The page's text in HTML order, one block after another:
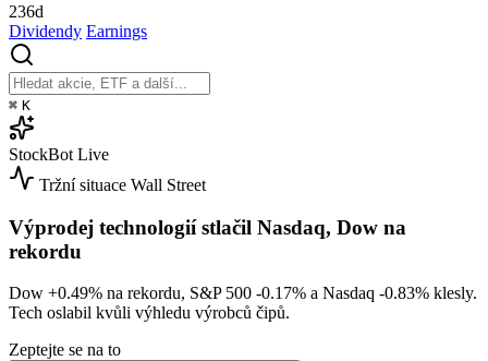
236d
Dividendy Earnings
⌘ K
StockBot Live
Tržní situace Wall Street
Výprodej technologií stlačil Nasdaq, Dow na
rekordu
Dow +0.49% na rekordu, S&P 500 -0.17% a Nasdaq -0.83% klesly.
Tech oslabil kvůli výhledu výrobců čipů.
Zeptejte se na to